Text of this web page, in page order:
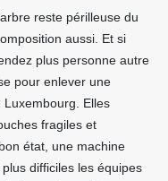
reste périlleuse du
aussi. Et si
plus personne autre
pour enlever une
Luxembourg. Elles
fragiles et
état, une machine
difficiles les équipes